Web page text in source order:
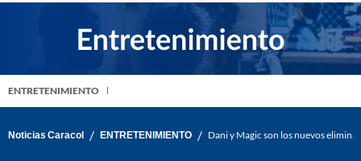
ENTRETENIMIENTO
Noticias Caracol / ENTRETENIMIENTO / Dani y Magic son los nuevos